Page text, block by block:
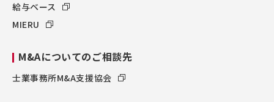
給与ベース
MIERU
M&Aについてのご相談先
士業事務所M&A支援協会